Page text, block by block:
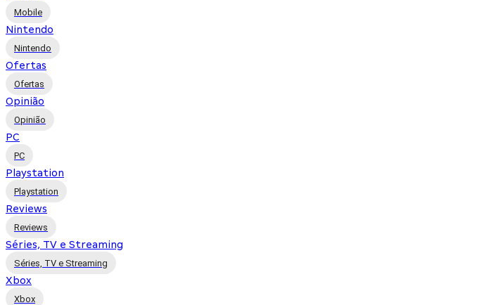
Mobile
Nintendo
Nintendo
Ofertas
Ofertas
Opinião
Opinião
PC
PC
Playstation
Playstation
Reviews
Reviews
Séries, TV e Streaming
Séries, TV e Streaming
Xbox
Xbox